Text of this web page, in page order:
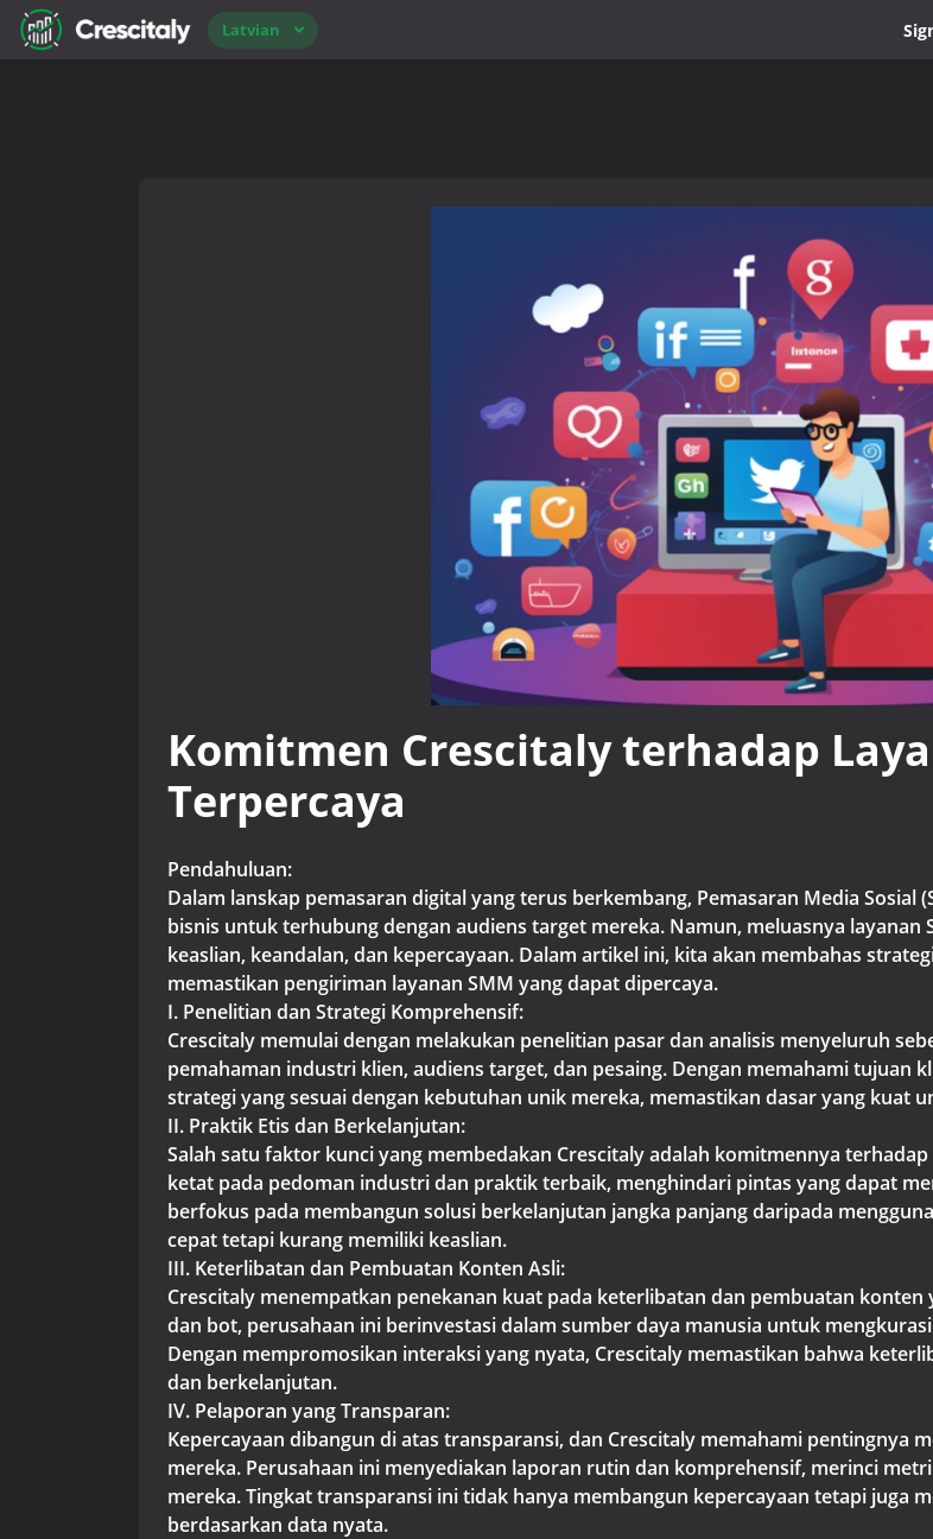
Latvian
Komitmen Crescitaly terhadap
Terpercaya
Pendahuluan:
Dalam lanskap pemasaran digital yang terus berkembang, Pemasaran Media Sosial
bisnis untuk terhubung dengan audiens target mereka. Namun, meluasnya
keaslian, keandalan, dan kepercayaan. Dalam artikel ini, kita akan membahas
memastikan pengiriman layanan SMM yang dapat dipercaya.
I. Penelitian dan Strategi Komprehensif:
Crescitaly memulai dengan melakukan penelitian pasar dan analisis menyeluruh
pemahaman industri klien, audiens target, dan pesaing. Dengan memahami tujuan
strategi yang sesuai dengan kebutuhan unik mereka, memastikan dasar yang kuat
II. Praktik Etis dan Berkelanjutan:
Salah satu faktor kunci yang membedakan Crescitaly adalah komitmennya
ketat pada pedoman industri dan praktik terbaik, menghindari pintas yang dapat
berfokus pada membangun solusi berkelanjutan jangka panjang daripada
cepat tetapi kurang memiliki keaslian.
III. Keterlibatan dan Pembuatan Konten Asli:
Crescitaly menempatkan penekanan kuat pada keterlibatan dan pembuatan
dan bot, perusahaan ini berinvestasi dalam sumber daya manusia untuk
Dengan mempromosikan interaksi yang nyata, Crescitaly memastikan bahwa
dan berkelanjutan.
IV. Pelaporan yang Transparan:
Kepercayaan dibangun di atas transparansi, dan Crescitaly memahami pentingnya
mereka. Perusahaan ini menyediakan laporan rutin dan komprehensif, merinci
mereka. Tingkat transparansi ini tidak hanya membangun kepercayaan tetapi juga
berdasarkan data nyata.